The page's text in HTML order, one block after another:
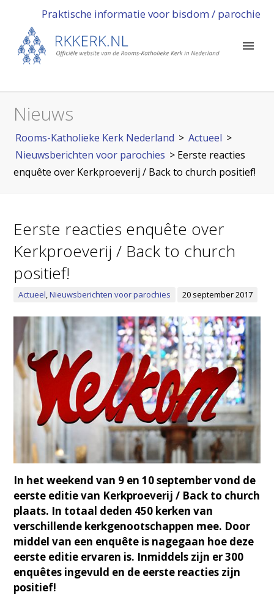
Praktische informatie voor bisdom / parochie
Nieuws
Rooms-Katholieke Kerk Nederland > Actueel >
Nieuwsberichten voor parochies > Eerste reacties
enquête over Kerkproeverij / Back to church positief!
Eerste reacties enquête over
Kerkproeverij / Back to church
positief!
Actueel,Nieuwsberichten voor parochies 20 september 2017
In het weekend van 9 en 10 september vond de
eerste editie van Kerkproeverij / Back to church
plaats. In totaal deden 450 kerken van
verschillende kerkgenootschappen mee. Door
middel van een enquête is nagegaan hoe deze
eerste editie ervaren is. Inmiddels zijn er 300
enquêtes ingevuld en de eerste reacties zijn
positief!